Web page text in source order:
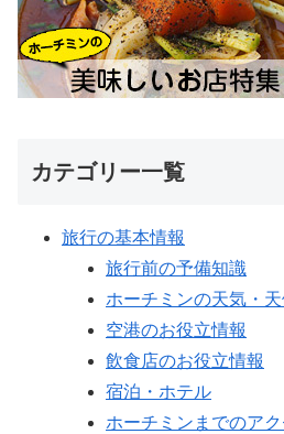
カテゴリー一覧
旅行の基本情報
旅行前の予備知識
ホーチミンの天気・
空港のお役立情報
飲食店のお役立情報
宿泊・ホテル
ホーチミンまでのアク